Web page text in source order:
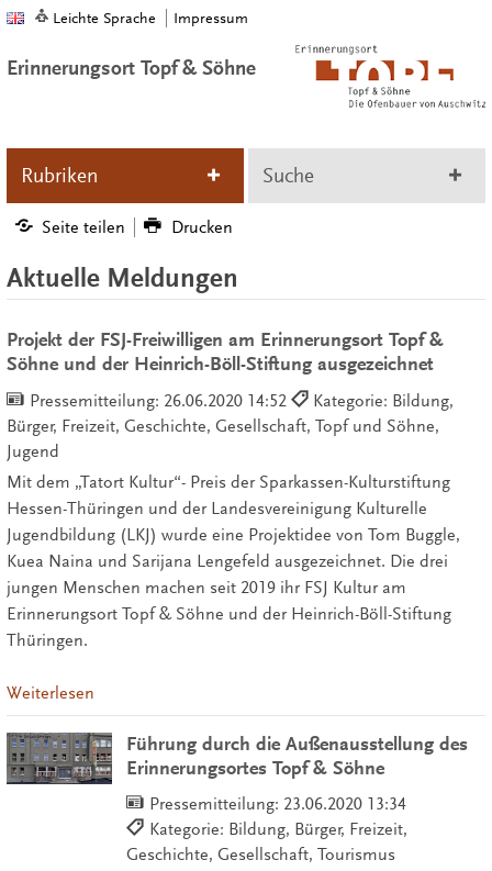
Leichte Sprache Impressum
Erinnerungsort Topf & Söhne
Rubriken Suche
Seite teilen Drucken
Aktuelle Meldungen
Projekt der FSJ-Freiwilligen am Erinnerungsort Topf &
Söhne und der Heinrich-Böll-Stiftung ausgezeichnet
Pressemitteilung: 26.06.2020 14:52
Kategorie: Bildung,
Bürger, Freizeit, Geschichte, Gesellschaft, Topf und Söhne,
Jugend
Mit dem „Tatort Kultur“- Preis der Sparkassen-Kulturstiftung
Hessen-Thüringen und der Landesvereinigung Kulturelle
Jugendbildung (LKJ) wurde eine Projektidee von Tom Buggle,
Kuea Naina und Sarijana Lengefeld ausgezeichnet. Die drei
jungen Menschen machen seit 2019 ihr FSJ Kultur am
Erinnerungsort Topf & Söhne und der Heinrich-Böll-Stiftung
Thüringen.
Weiterlesen
Führung durch die Außenausstellung des
Erinnerungsortes Topf & Söhne
Pressemitteilung: 23.06.2020 13:34
Kategorie: Bildung, Bürger, Freizeit,
Geschichte, Gesellschaft, Tourismus